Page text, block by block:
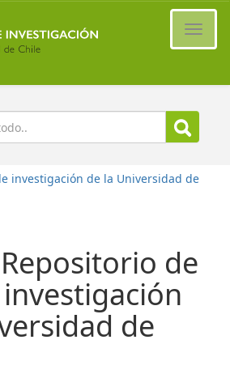
investigación de la Universidad de
de
de